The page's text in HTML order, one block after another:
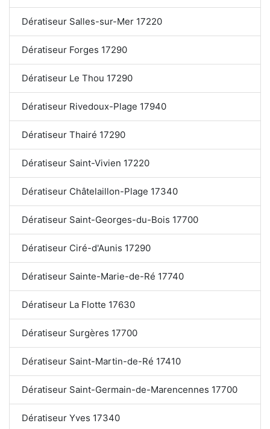
Dératiseur Salles-sur-Mer 17220
Dératiseur Forges 17290
Dératiseur Le Thou 17290
Dératiseur Rivedoux-Plage 17940
Dératiseur Thairé 17290
Dératiseur Saint-Vivien 17220
Dératiseur Châtelaillon-Plage 17340
Dératiseur Saint-Georges-du-Bois 17700
Dératiseur Ciré-d'Aunis 17290
Dératiseur Sainte-Marie-de-Ré 17740
Dératiseur La Flotte 17630
Dératiseur Surgères 17700
Dératiseur Saint-Martin-de-Ré 17410
Dératiseur Saint-Germain-de-Marencennes 17700
Dératiseur Yves 17340